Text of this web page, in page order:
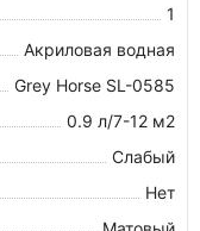
1
Акриловая водная
Grey Horse SL-0585
0.9 л/7-12 м2
Слабый
Нет